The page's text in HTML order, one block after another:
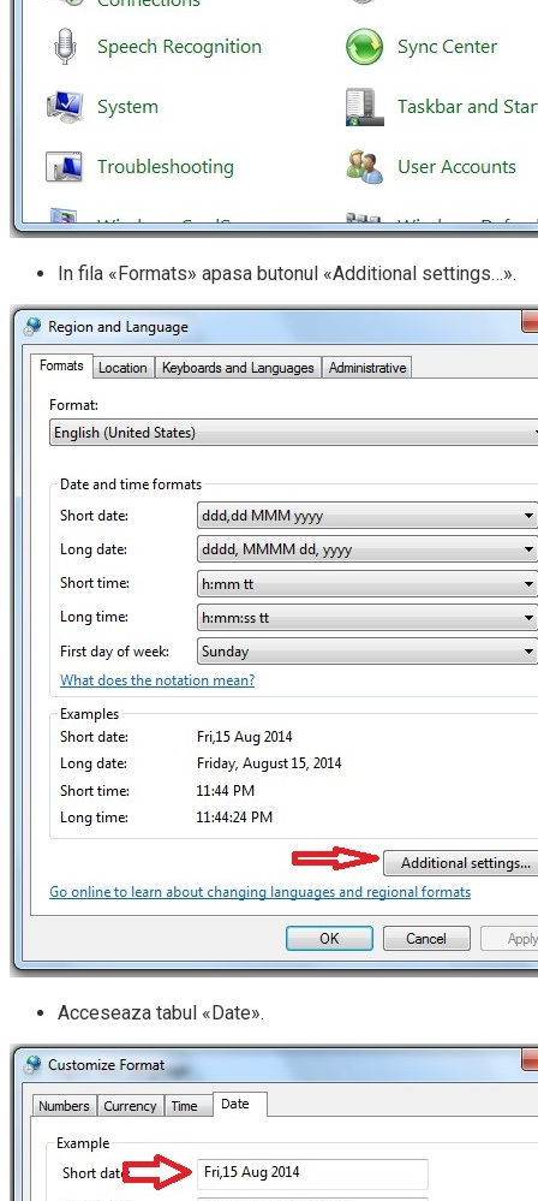
In fila «Formats» apasa butonul «Additional settings…».
Acceseaza tabul «Date».